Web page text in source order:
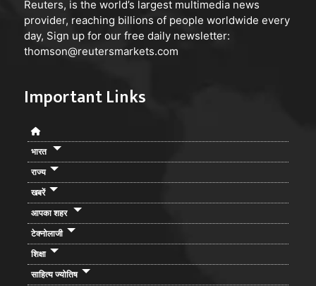
Reuters, is the world’s largest multimedia news
provider, reaching billions of people worldwide every
day, Sign up for our free daily newsletter:
thomson@reutersmarkets.com
Important Links
भारत
राज्य
खबरें
आपका शहर
टेक्नोलाजी
शिक्षा
साहित्य ज्योतिष